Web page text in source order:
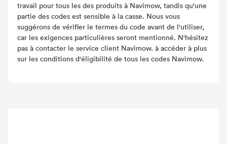
travail pour tous les des produits à Navimow, tandis qu'une
partie des codes est sensible à la casse. Nous vous
suggérons de vérifier le termes du code avant de l'utiliser,
car les exigences particulières seront mentionné. N'hésitez
pas à contacter le service client Navimow. à accéder à plus
sur les conditions d'éligibilité de tous les codes Navimow.